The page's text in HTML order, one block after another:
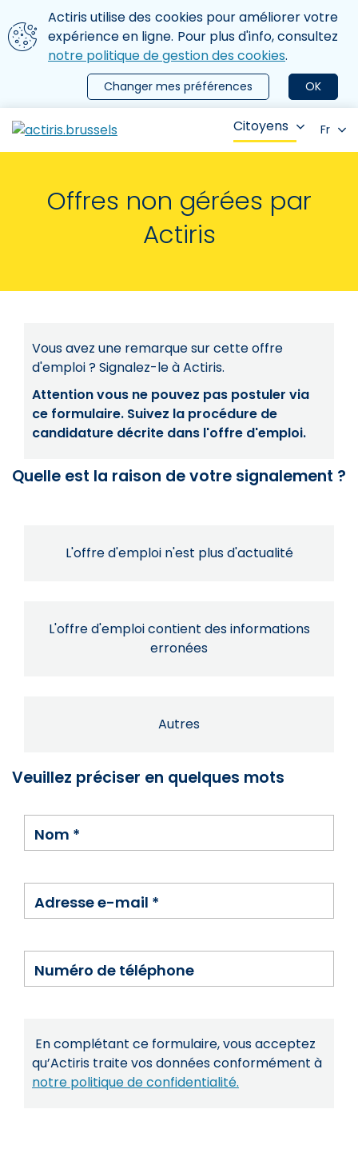
Aller au contenu principal
Nous utilisons des cookies
Actiris utilise des cookies pour améliorer votre
expérience en ligne. Pour plus d'info, consultez
notre politique de gestion des cookies.
OK
Changer mes préférences
le menu
Citoyens Fr
Offres non gérées par
Actiris
Vous avez une remarque sur cette offre
d'emploi ? Signalez-le à Actiris.
Attention vous ne pouvez pas postuler via
ce formulaire. Suivez la procédure de
candidature décrite dans l'offre d'emploi.
Quelle est la raison de votre signalement ?
L'offre d'emploi n'est plus d'actualité
L'offre d'emploi contient des informations
erronées
Autres
Veuillez préciser en quelques mots
Nom *
Adresse e-mail *
Numéro de téléphone
En complétant ce formulaire, vous acceptez
qu’Actiris traite vos données conformément à
notre politique de confidentialité.